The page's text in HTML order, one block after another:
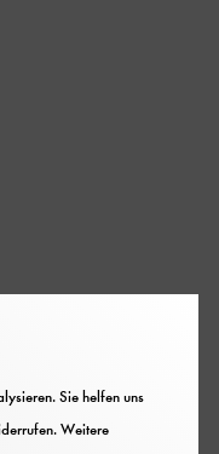
Sie helfen uns
Weitere